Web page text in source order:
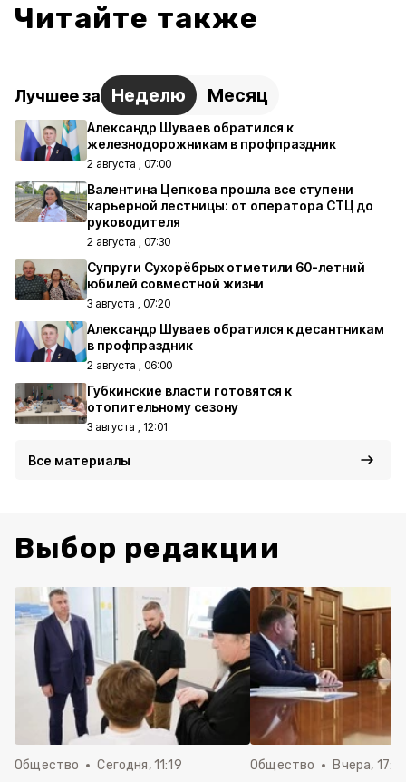
Читайте также
Лучшее за Неделю Месяц
Александр Шуваев обратился к
железнодорожникам в профпраздник
2 августа , 07:00
Валентина Цепкова прошла все ступени
карьерной лестницы: от оператора СТЦ до
руководителя
2 августа , 07:30
Супруги Сухорёбрых отметили 60-летний
юбилей совместной жизни
3 августа , 07:20
Александр Шуваев обратился к десантникам
в профпраздник
2 августа , 06:00
Губкинские власти готовятся к
отопительному сезону
3 августа , 12:01
Все материалы
Выбор редакции
Общество Сегодня, 11:19 Общество Вчера,